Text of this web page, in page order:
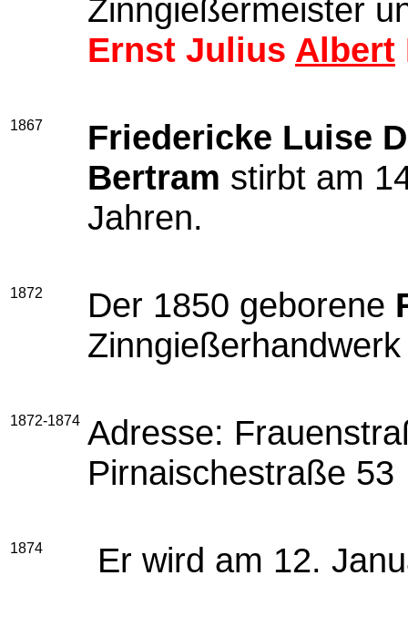
Zinngießermeister
Ernst Julius Albert
1867
Friedericke Luise
Bertram stirbt am
Jahren.
1872 Der 1850 geborene
1872-1874 Adresse:
Pirnaischestraße 53
1874 Er wird am 12.